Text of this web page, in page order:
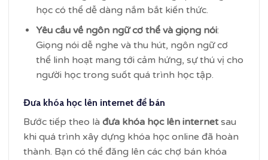
học có thể dễ dàng nắm bắt kiến thức.
Yêu cầu về ngôn ngữ cơ thể và giọng nói:
Giọng nói dễ nghe và thu hút, ngôn ngữ cơ
thể linh hoạt mang tới cảm hứng, sự thú vị cho
người học trong suốt quá trình học tập.
Đưa khóa học lên internet để bán
Bước tiếp theo là đưa khóa học lên internetsau
khi quá trình xây dựng khóa học online đã hoàn
thành. Bạn có thể đăng lên các chợ bán khóa